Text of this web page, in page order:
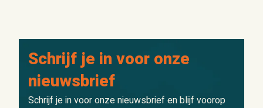
Schrijf je in voor onze
nieuwsbrief
Schrijf je in voor onze nieuwsbrief en blijf voorop